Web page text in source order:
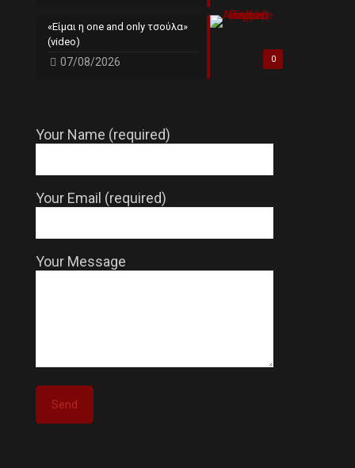
0
«Είμαι η one and only τσούλα»
(video)
07/08/2026
Your Name (required)
Your Email (required)
Your Message